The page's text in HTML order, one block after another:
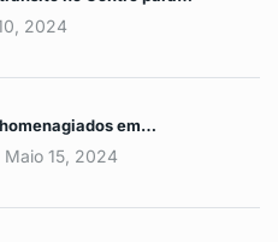
2024
em…
Maio 15, 2024